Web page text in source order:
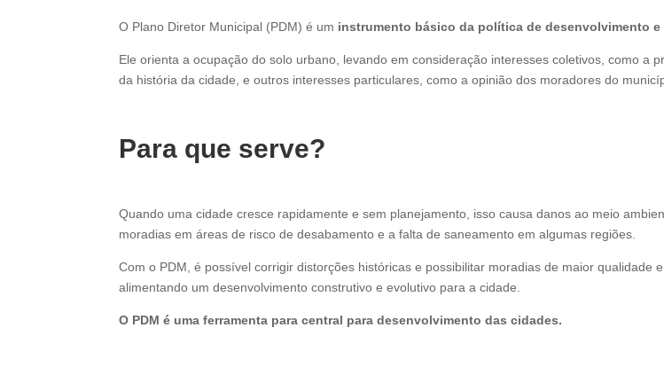
O Plano Diretor Municipal (PDM) é um instrumento básico da política de desenvolvimento
Ele orienta a ocupação do solo urbano, levando em consideração interesses coletivos, como a
da história da cidade, e outros interesses particulares, como a opinião dos moradores do
Para que serve?
Quando uma cidade cresce rapidamente e sem planejamento, isso causa danos ao meio
moradias em áreas de risco de desabamento e a falta de saneamento em algumas regiões.
Com o PDM, é possível corrigir distorções históricas e possibilitar moradias de maior qualidade
alimentando um desenvolvimento construtivo e evolutivo para a cidade.
O PDM é uma ferramenta para central para desenvolvimento das cidades.